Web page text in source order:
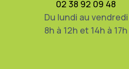
02 38 92 09 48
Du lundi au vendredi
8h à 12h et 14h à 17h